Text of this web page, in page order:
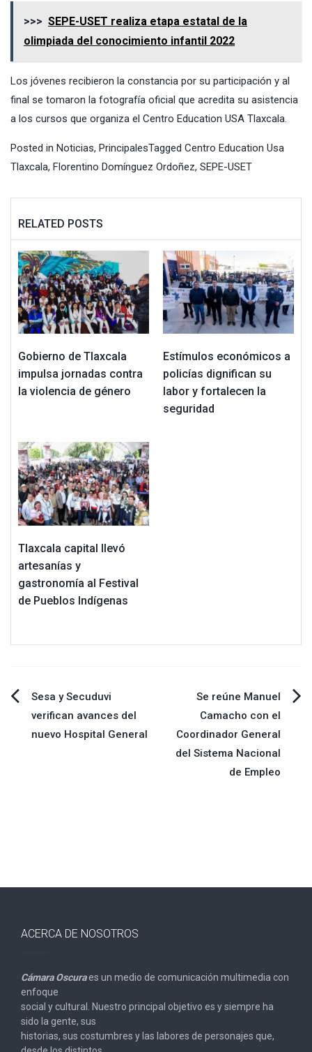
>>> SEPE-USET realiza etapa estatal de la
olimpiada del conocimiento infantil 2022
Los jóvenes recibieron la constancia por su participación y al
final se tomaron la fotografía oficial que acredita su asistencia
a los cursos que organiza el Centro Education USA Tlaxcala.
Posted in Noticias, PrincipalesTagged Centro Education Usa
Tlaxcala, Florentino Domínguez Ordoñez, SEPE-USET
RELATED POSTS
Gobierno de Tlaxcala
impulsa jornadas contra
la violencia de género
Estímulos económicos a
policías dignifican su
labor y fortalecen la
seguridad
Tlaxcala capital llevó
artesanías y
gastronomía al Festival
de Pueblos Indígenas
Navegación
de
Sesa y Secuduvi
verifican avances del
nuevo Hospital General
Se reúne Manuel
Camacho con el
Coordinador General
del Sistema Nacional
de Empleo
ACERCA DE NOSOTROS
Cámara Oscuraes un medio de comunicación multimedia con
enfoque
social y cultural. Nuestro principal objetivo es y siempre ha
sido la gente, sus
historias, sus costumbres y las labores de personajes que,